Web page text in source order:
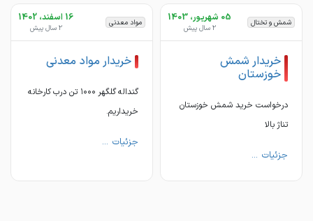
شمش و تختال 05 شهریور، 1403
2 سال پیش
خریدار شمش
خوزستان
درخواست خرید شمش خوزستان
تناژ بالا
جزئیات ...
مواد معدنی 16 اسفند، 1402
2 سال پیش
خریدار مواد معدنی
گنداله گلگهر ۱۰۰۰ تن درب کارخانه
خریداریم.
جزئیات ...